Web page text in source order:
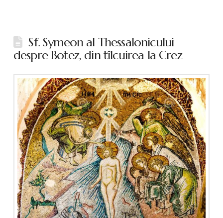
Sf. Symeon al Thessalonicului
despre Botez, din tîlcuirea la Crez